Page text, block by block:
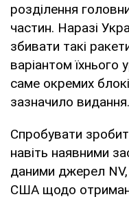
розділення
частин. Наразі
збивати такі
варіантом
саме окремих
зазначило видання.
Спробувати
навіть наявними
даними джерел
США щодо